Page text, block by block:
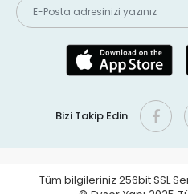
Bizi Takip Edin
Tüm bilgileriniz 256bit SSL